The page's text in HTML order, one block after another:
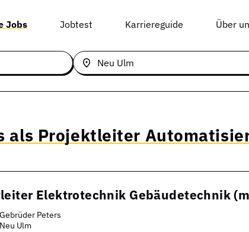
Jobs Jobtest Karriereguide Über
als Projektleiter
Elektrotechnik Gebäudetechnik
Gebrüder Peters
Neu Ulm